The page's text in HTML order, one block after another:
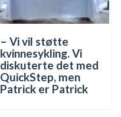
– Vi vil støtte
kvinnesykling. Vi
diskuterte det med
QuickStep, men
Patrick er Patrick